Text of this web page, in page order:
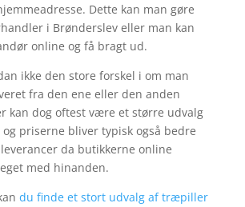
Dette kan man gøre
i Brøndersleveller man kan
online og få bragt ud.
ikke den store forskel i om man
fra den ene eller den anden
kan dog oftest være et større udvalg
priserne bliver typisk også bedre
da butikkerne online
med hinanden.
du finde et stort udvalg af træpiller